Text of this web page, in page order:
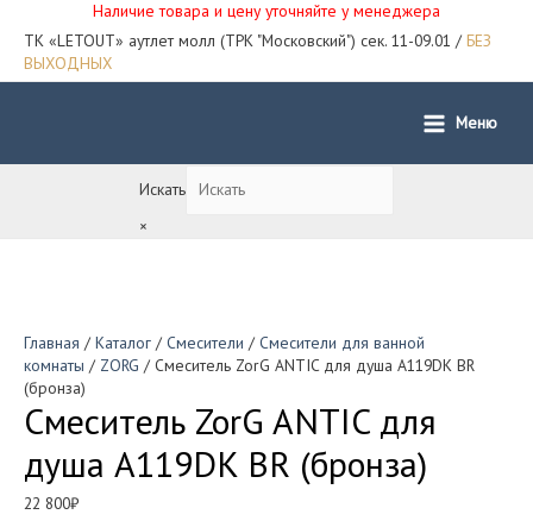
Наличие товара и цену уточняйте у менеджера
ТК «LETOUT» аутлет молл (ТРК "Московский") сек. 11-09.01 / БЕЗ
ВЫХОДНЫХ
Main
Меню
Искать
×
Главная / Каталог / Смесители / Смесители для ванной
комнаты / ZORG / Смеситель ZorG ANTIC для душа A119DK BR
(бронза)
Смеситель ZorG ANTIC для
душа A119DK BR (бронза)
22 800₽